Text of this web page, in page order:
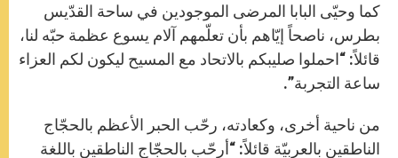
كما وحيّى البابا المرضى الموجودين في ساحة القدّيس
بطرس، ناصحاً إيّاهم بأن تعلّمهم آلام يسوع عظمة حبّه لنا،
قائلاً: “احملوا صليبكم بالاتحاد مع المسيح ليكون لكم العزاء
ساعة التجربة”.
من ناحية أخرى، وكعادته، رحّب الحبر الأعظم بالحجّاج
الناطقين بالعربيّة قائلاً: “أرحّب بالحجّاج الناطقین باللغة